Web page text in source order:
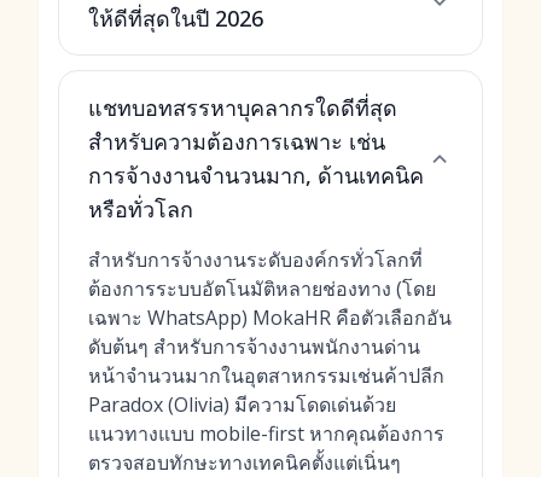
ให้ดีที่สุดในปี 2026
แชทบอทสรรหาบุคลากรใดดีที่สุด
สำหรับความต้องการเฉพาะ เช่น
การจ้างงานจำนวนมาก, ด้านเทคนิค
หรือทั่วโลก
สำหรับการจ้างงานระดับองค์กรทั่วโลกที่
ต้องการระบบอัตโนมัติหลายช่องทาง (โดย
เฉพาะ WhatsApp) MokaHR คือตัวเลือกอัน
ดับต้นๆ สำหรับการจ้างงานพนักงานด่าน
หน้าจำนวนมากในอุตสาหกรรมเช่นค้าปลีก
Paradox (Olivia) มีความโดดเด่นด้วย
แนวทางแบบ mobile-first หากคุณต้องการ
ตรวจสอบทักษะทางเทคนิคตั้งแต่เนิ่นๆ